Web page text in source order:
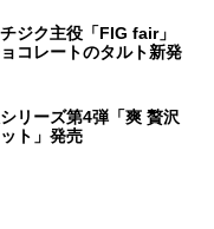
ジク主役「FIG fair」
コレートのタルト新発
リーズ第4弾「爽 贅沢
ト」発売